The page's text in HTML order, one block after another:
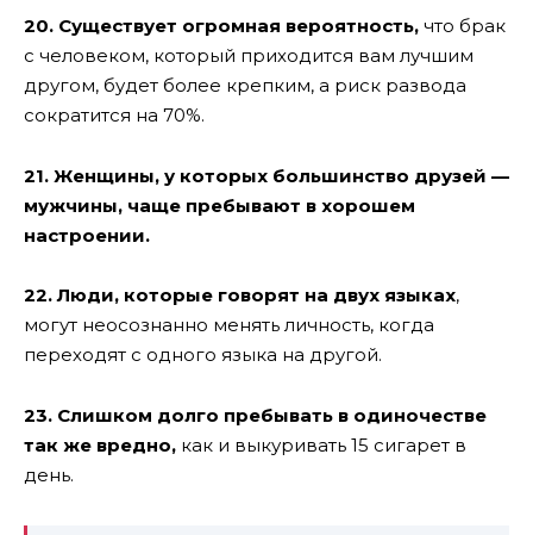
20. Существует огромная вероятность, что брак
с человеком, который приходится вам лучшим
другом, будет более крепким, а риск развода
сократится на 70%.
21. Женщины, у которых большинство друзей —
мужчины, чаще пребывают в хорошем
настроении.
22. Люди, которые говорят на двух языках,
могут неосознанно менять личность, когда
переходят с одного языка на другой.
23. Слишком долго пребывать в одиночестве
так же вредно, как и выкуривать 15 сигарет в
день.